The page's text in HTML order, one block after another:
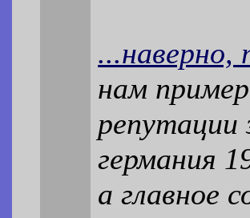
нам
репутации
германия
а главное